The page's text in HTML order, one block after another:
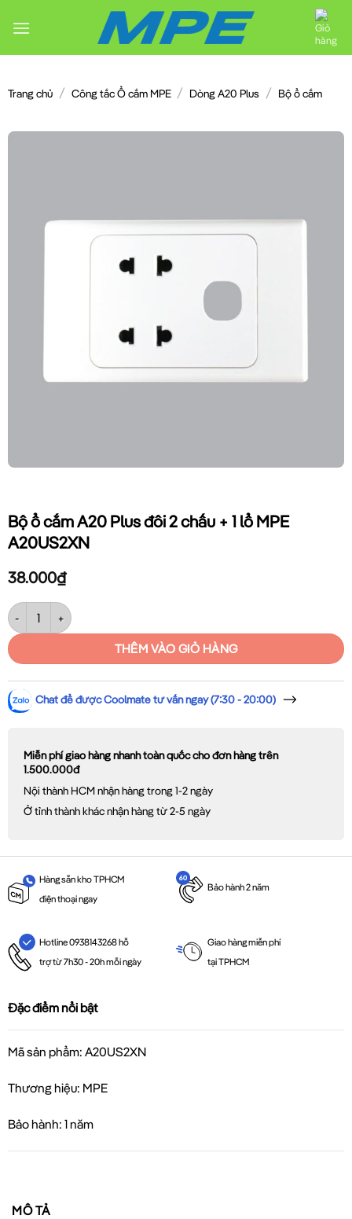
đến
Trang chủ / Công tắc Ổ cắm MPE / Dòng A20 Plus / Bộ ổ cắm
Bộ ổ cắm A20 Plus đôi 2 chấu + 1 lổ MPE
A20US2XN
38.000₫
Bộ ổ cắm A20 Plus đôi 2 chấu + 1 lổ MPE A20US2XN số lượng
THÊM VÀO GIỎ HÀNG
Chat để được Coolmate tư vấn ngay (7:30 - 20:00)
Miễn phí giao hàng nhanh toàn quốc cho đơn hàng trên
1.500.000đ
Nội thành HCM nhận hàng trong 1-2 ngày
Ở tỉnh thành khác nhận hàng từ 2-5 ngày
Hàng sẵn kho TPHCM
điện thoại ngay
Bảo hành 2 năm
Hotline 0938143268 hỗ
trợ từ 7h30 - 20h mỗi ngày
Giao hàng miễn phí
tại TPHCM
Đặc điểm nổi bật
Mã sản phẩm: A20US2XN
Thương hiệu: MPE
Bảo hành: 1 năm
MÔ TẢ